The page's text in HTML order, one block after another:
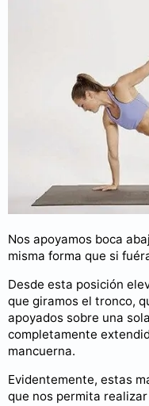
Nos apoyamos boca
misma forma que si
Desde esta posición
que giramos el tronco,
apoyados sobre una
completamente
mancuerna.
Evidentemente, estas
que nos permita